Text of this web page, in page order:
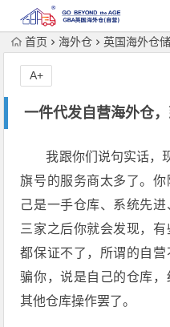
首页 海外仓 英国海外仓
一件代发自营海外仓
A+
我跟你们说句实话，
旗号的服务商太多了。
己是一手仓库、系统先
三家之后你就会发现，
都保证不了，所谓的自
骗你，说是自己的仓库
其他仓库操作罢了。